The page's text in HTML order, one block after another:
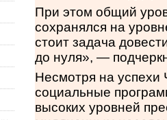
При этом общий
сохранялся на
стоит задача
до нуля», —
Несмотря на успехи
социальные
высоких уровней